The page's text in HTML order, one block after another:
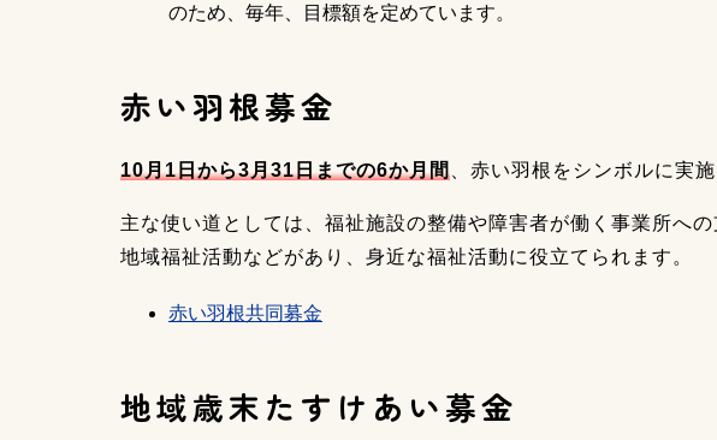
のため、毎年、目標額を定めています。
赤い羽根募金
10月1日から3月31日までの6か月間 、赤い羽根をシンボルに実施
主な使い道としては、福祉施設の整備や障害者が働く事業所へ
地域福祉活動などがあり、身近な福祉活動に役立てられます。
赤い羽根共同募金
地域歳末たすけあい募金